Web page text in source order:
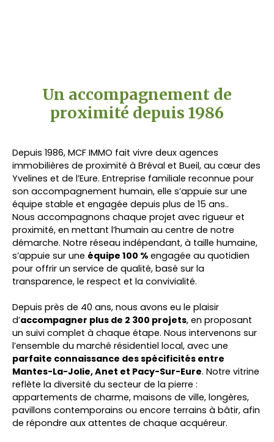
Un accompagnement de
proximité depuis 1986
Depuis 1986, MCF IMMO fait vivre deux agences
immobilières de proximité à Bréval et Bueil, au cœur des
Yvelines et de l’Eure. Entreprise familiale reconnue pour
son accompagnement humain, elle s’appuie sur une
équipe stable et engagée depuis plus de 15 ans..
Nous accompagnons chaque projet avec rigueur et
proximité, en mettant l’humain au centre de notre
démarche. Notre réseau indépendant, à taille humaine,
s’appuie sur une équipe 100 % engagée au quotidien
pour offrir un service de qualité, basé sur la
transparence, le respect et la convivialité.
Depuis près de 40 ans, nous avons eu le plaisir
d’accompagner plus de 2 300 projets, en proposant
un suivi complet à chaque étape. Nous intervenons sur
l’ensemble du marché résidentiel local, avec une
parfaite connaissance des spécificités entre
Mantes-La-Jolie, Anet et Pacy-Sur-Eure. Notre vitrine
reflète la diversité du secteur de la pierre :
appartements de charme, maisons de ville, longères,
pavillons contemporains ou encore terrains à bâtir, afin
de répondre aux attentes de chaque acquéreur.